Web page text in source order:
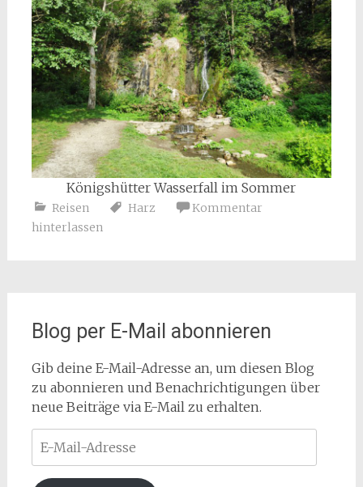
Königshütter Wasserfall im Sommer
Reisen Harz
Kommentar
hinterlassen
Blog per E-Mail abonnieren
Gib deine E-Mail-Adresse an, um diesen Blog
zu abonnieren und Benachrichtigungen über
neue Beiträge via E-Mail zu erhalten.
Mail-
Adresse